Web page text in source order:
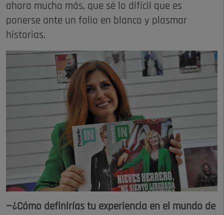
ahora mucho más, que sé lo difícil que es
ponerse ante un folio en blanco y plasmar
historias.
—¿Cómo definirías tu experiencia en el mundo de